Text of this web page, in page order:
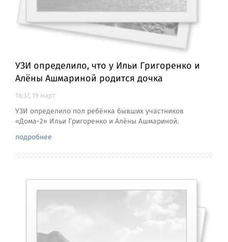
УЗИ определило, что у Ильи Григоренко и
Алёны Ашмариной родится дочка
16:37, 19 март
УЗИ определило пол ребёнка бывших участников
«Дома-2» Ильи Григоренко и Алёны Ашмариной.
подробнее